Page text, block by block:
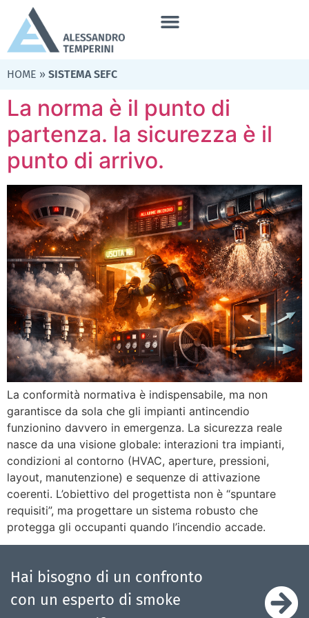
HOME » SISTEMA SEFC
La norma è il punto di
partenza. la sicurezza è il
punto di arrivo.
La conformità normativa è indispensabile, ma non
garantisce da sola che gli impianti antincendio
funzionino davvero in emergenza. La sicurezza reale
nasce da una visione globale: interazioni tra impianti,
condizioni al contorno (HVAC, aperture, pressioni,
layout, manutenzione) e sequenze di attivazione
coerenti. L’obiettivo del progettista non è “spuntare
requisiti”, ma progettare un sistema robusto che
protegga gli occupanti quando l’incendio accade.
Hai bisogno di un confronto
con un esperto di smoke